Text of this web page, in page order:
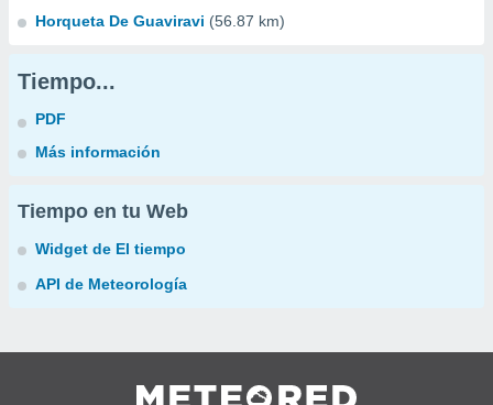
Horqueta De Guaviravi (56.87 km)
Tiempo...
PDF
Más información
Tiempo en tu Web
Widget de El tiempo
API de Meteorología